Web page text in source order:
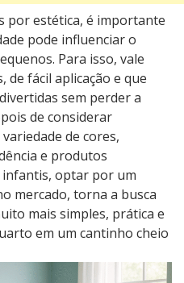
por estética, é importante
pode influenciar o
Para isso, vale
de fácil aplicação e que
sem perder a
de considerar
de cores,
e produtos
optar por um
mercado, torna a busca
mais simples, prática e
em um cantinho cheio